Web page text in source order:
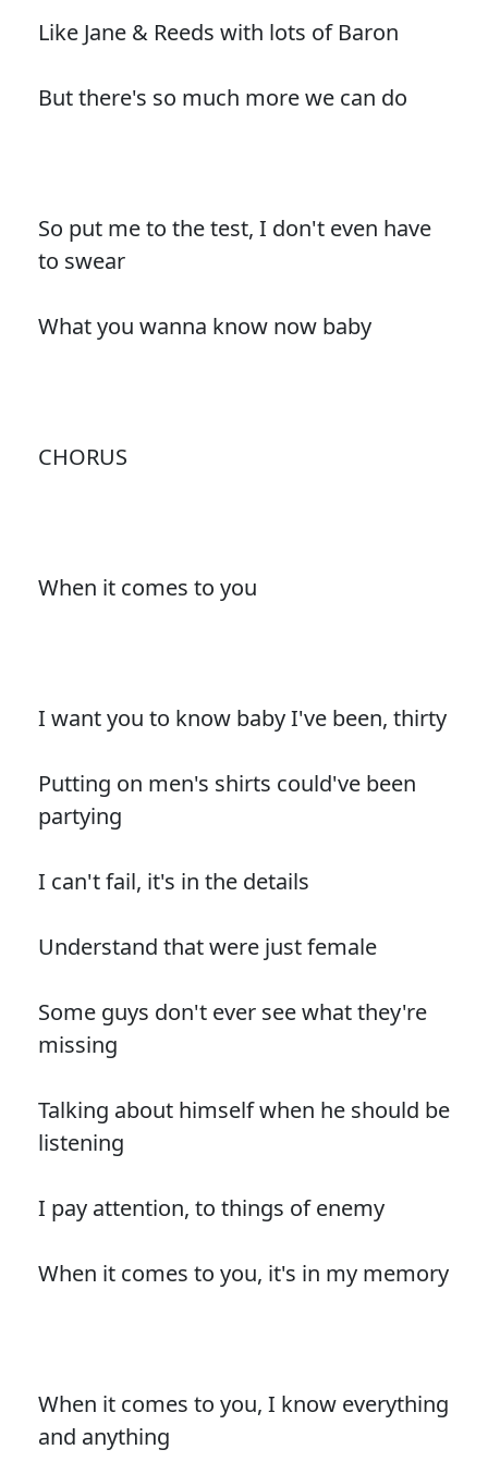
Like Jane & Reeds with lots of Baron
But there's so much more we can do
So put me to the test, I don't even have
to swear
What you wanna know now baby
CHORUS
When it comes to you
I want you to know baby I've been, thirty
Putting on men's shirts could've been
partying
I can't fail, it's in the details
Understand that were just female
Some guys don't ever see what they're
missing
Talking about himself when he should be
listening
I pay attention, to things of enemy
When it comes to you, it's in my memory
When it comes to you, I know everything
and anything